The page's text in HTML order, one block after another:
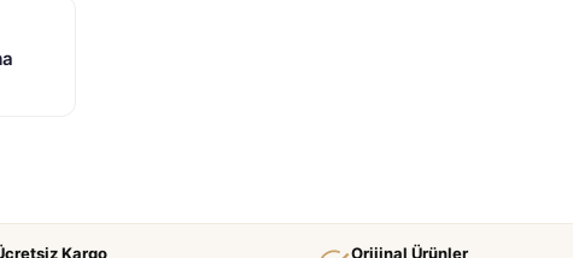
Kargo Orijinal Ürünler